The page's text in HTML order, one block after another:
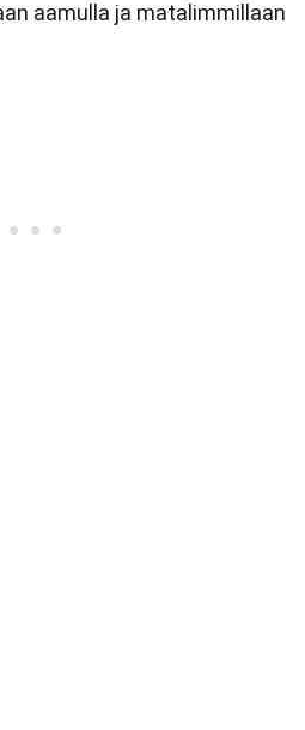
aamulla ja matalimmillaan